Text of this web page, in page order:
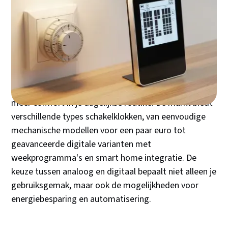
Een schakelklok is de eenvoudigste manier om direct
te beginnen met energie besparen, zonder complexe
installaties of dure smart home systemen. Deze
kleine apparaten schakelen je verlichting, verwarming
en andere elektrische apparaten automatisch aan en
uit op de door jou ingestelde tijden. Het resultaat?
Minder energieverspilling, lagere maandlasten en
meer comfort in je dagelijkse routine. De markt biedt
verschillende types schakelklokken, van eenvoudige
mechanische modellen voor een paar euro tot
geavanceerde digitale varianten met
weekprogramma's en smart home integratie. De
keuze tussen analoog en digitaal bepaalt niet alleen je
gebruiksgemak, maar ook de mogelijkheden voor
energiebesparing en automatisering.